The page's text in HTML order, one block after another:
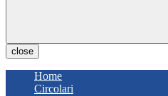
close
Home
Circolari